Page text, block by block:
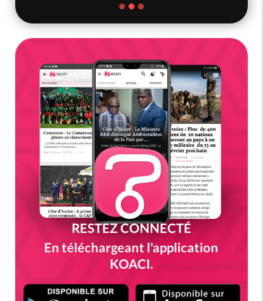
RESTEZ CONNECTÉ
En téléchargeant l'application
KOACI.